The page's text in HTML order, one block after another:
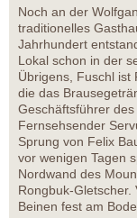
Noch an der
traditionelles
Jahrhundert
Lokal schon in der
Übrigens, Fuschl ist
die das
Geschäftsführer
Fernsehsender
Sprung von Felix
vor wenigen Tagen
Nordwand des
Rongbuk-Gletscher.
Beinen fest am